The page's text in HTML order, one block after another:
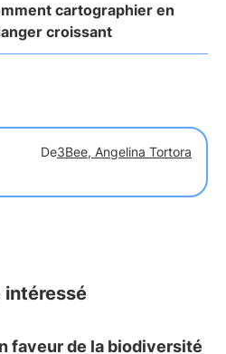
cartographier en
croissant
De3Bee, Angelina Tortora
intéressé
faveur de la biodiversité